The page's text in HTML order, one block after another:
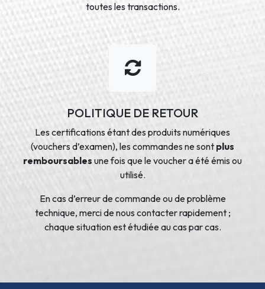
toutes les transactions.
POLITIQUE DE RETOUR
Les certifications étant des produits numériques
(vouchers d’examen), les commandes ne sont plus
remboursables une fois que le voucher a été émis ou
utilisé.
En cas d’erreur de commande ou de problème
technique, merci de nous contacter rapidement ;
chaque situation est étudiée au cas par cas.